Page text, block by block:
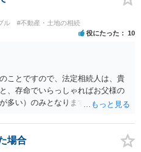
ル #不動産・土地の相続
役にたった 10
ことですので、法定相続人は、貴
、存命でいらっしゃればお父様の
多い）のみとなります。遺言がな
場合